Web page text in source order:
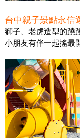
台中親子景點永信
獅子、老虎造型的蹺
小朋友有伴一起搖最